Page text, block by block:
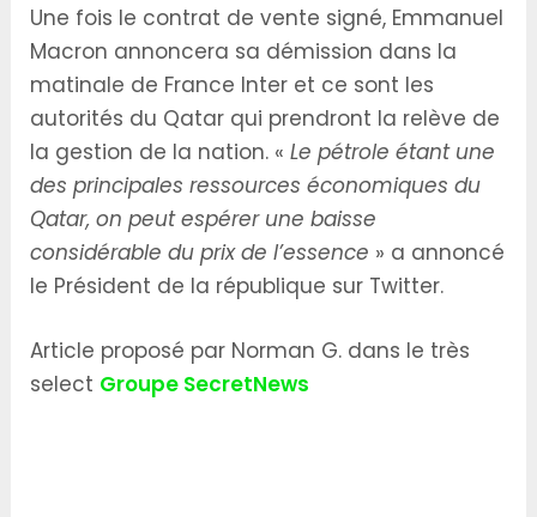
Une fois le contrat de vente signé, Emmanuel
Macron annoncera sa démission dans la
matinale de France Inter et ce sont les
autorités du Qatar qui prendront la relève de
la gestion de la nation. «Le pétrole étant une
des principales ressources économiques du
Qatar, on peut espérer une baisse
considérable du prix de l’essence » a annoncé
le Président de la république sur Twitter.
Article proposé par Norman G. dans le très
select Groupe SecretNews